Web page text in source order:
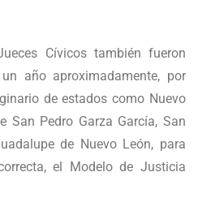
Cívicos también fueron
año aproximadamente, por
de estados como Nuevo
San Pedro Garza García, San
de Nuevo León, para
el Modelo de Justicia